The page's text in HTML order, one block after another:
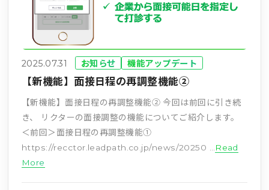
2025.07.31 お知らせ 機能アップデート
【新機能】面接日程の再調整機能②
【新機能】面接日程の再調整機能② 今回は前回に引き続
き、 リクターの面接調整の機能についてご紹介します。
＜前回＞面接日程の再調整機能①
https://recctor.leadpath.co.jp/news/20250 …
Read
More